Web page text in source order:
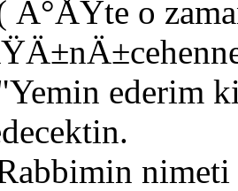
Ä°ÅŸte o
ederim